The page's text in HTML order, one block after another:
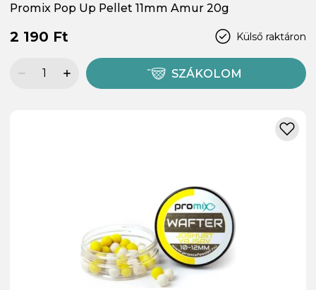
Promix Pop Up Pellet 11mm Amur 20g
Külső raktáron
2 190 Ft
SZÁKOLOM